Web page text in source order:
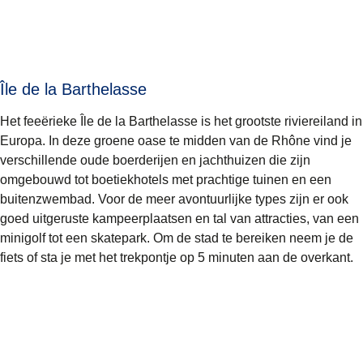
Île de la Barthelasse
Het feeërieke Île de la Barthelasse is het grootste riviereiland in
Europa. In deze groene oase te midden van de Rhône vind je
verschillende oude boerderijen en jachthuizen die zijn
omgebouwd tot boetiekhotels met prachtige tuinen en een
buitenzwembad. Voor de meer avontuurlijke types zijn er ook
goed uitgeruste kampeerplaatsen en tal van attracties, van een
minigolf tot een skatepark. Om de stad te bereiken neem je de
fiets of sta je met het trekpontje op 5 minuten aan de overkant.